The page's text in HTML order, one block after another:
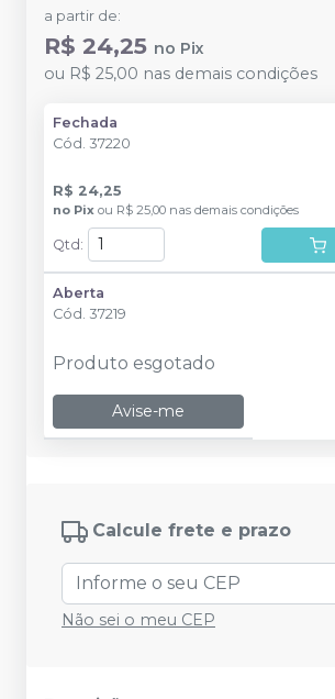
a partir de:
R$ 24,25 no Pix
ou R$ 25,00 nas demais condições
Fechada
Cód. 37220
R$ 24,25
no Pix ou R$ 25,00 nas demais condições
Qtd :
Aberta
Cód. 37219
Produto esgotado
Avise-me
Calcule frete e prazo
Não sei o meu CEP